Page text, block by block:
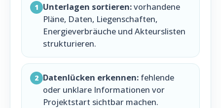
1 Unterlagen sortieren:vorhandene
Pläne, Daten, Liegenschaften,
Energieverbräuche und Akteurslisten
strukturieren.
2 Datenlücken erkennen: fehlende
oder unklare Informationen vor
Projektstart sichtbar machen.